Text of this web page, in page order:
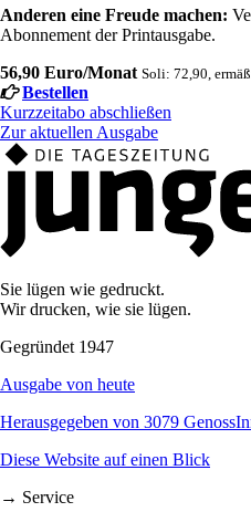
Anderen eine Freude machen:
Abonnement der Printausgabe.
56,90 Euro/Monat Soli: 72,90,
Bestellen
Kurzzeitabo abschließen
Zur aktuellen Ausgabe
Sie lügen wie gedruckt.
Wir drucken, wie sie lügen.
Gegründet 1947
Ausgabe von heute
Herausgegeben von 3079
Diese Website auf einen Blick
→ Service